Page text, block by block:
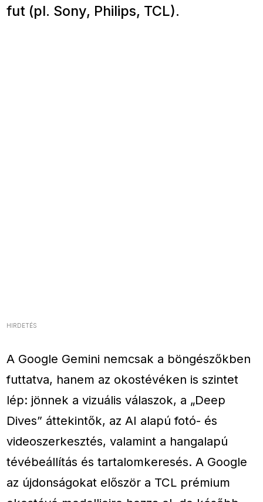
fut (pl. Sony, Philips, TCL).
HIRDETÉS
A Google Gemini nemcsak a böngészőkben
futtatva, hanem az okostévéken is szintet
lép: jönnek a vizuális válaszok, a „Deep
Dives” áttekintők, az AI alapú fotó- és
videoszerkesztés, valamint a hangalapú
tévébeállítás és tartalomkeresés. A Google
az újdonságokat először a TCL prémium